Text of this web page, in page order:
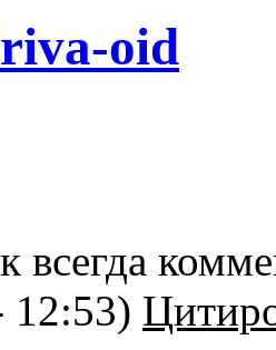
oid
всегда
12:53)